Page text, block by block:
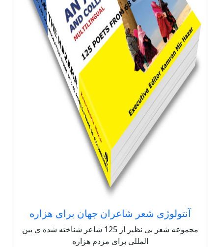
آنتولوژی شعر شاعران جهان برای هزاره
مجموعه شعر بی نظیر از 125 شاعر شناخته شده ی بین
المللی برای مردم هزاره